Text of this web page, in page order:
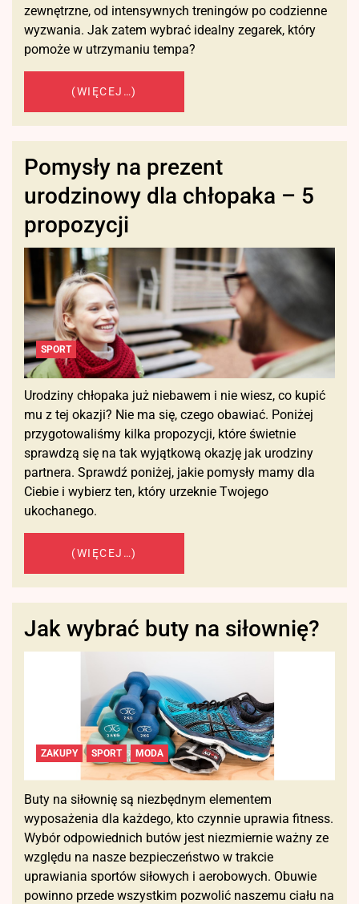
zewnętrzne, od intensywnych treningów po codzienne
wyzwania. Jak zatem wybrać idealny zegarek, który
pomoże w utrzymaniu tempa?
(WIĘCEJ…)
Pomysły na prezent
urodzinowy dla chłopaka – 5
propozycji
SPORT
Urodziny chłopaka już niebawem i nie wiesz, co kupić
mu z tej okazji? Nie ma się, czego obawiać. Poniżej
przygotowaliśmy kilka propozycji, które świetnie
sprawdzą się na tak wyjątkową okazję jak urodziny
partnera. Sprawdź poniżej, jakie pomysły mamy dla
Ciebie i wybierz ten, który urzeknie Twojego
ukochanego.
(WIĘCEJ…)
Jak wybrać buty na siłownię?
MODA
SPORT
ZAKUPY
Buty na siłownię są niezbędnym elementem
wyposażenia dla każdego, kto czynnie uprawia fitness.
Wybór odpowiednich butów jest niezmiernie ważny ze
względu na nasze bezpieczeństwo w trakcie
uprawiania sportów siłowych i aerobowych. Obuwie
powinno przede wszystkim pozwolić naszemu ciału na